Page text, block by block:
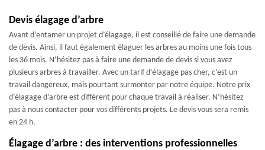
Devis élagage d’arbre
Avant d’entamer un projet d’élagage, il est conseillé de faire une demande
de devis. Ainsi, il faut également élaguer les arbres au moins une fois tous
les 36 mois. N’hésitez pas à faire une demande de devis si vous avez
plusieurs arbres à travailler. Avec un tarif d’élagage pas cher, c’est un
travail dangereux, mais pourtant surmonter par notre équipe. Notre prix
d’élagage d’arbre est différent pour chaque travail à réaliser. N’hésitez
pas à nous contacter pour vos différents projets. Le devis vous sera remis
en 24 h.
Élagage d’arbre : des interventions professionnelles